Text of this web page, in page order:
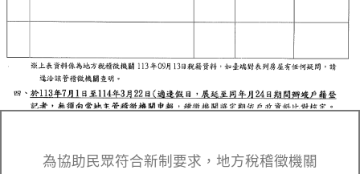
為協助民眾符合新制要求，地方稅稽徵機關